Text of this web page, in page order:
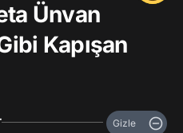
Ünvan
Kapışan
Gizle